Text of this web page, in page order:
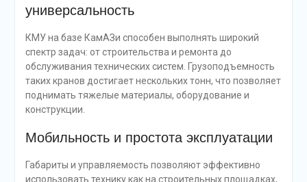
универсальность
КМУ на базе КамАЗи способен выполнять широкий
спектр задач: от строительства и ремонта до
обслуживания технических систем. Грузоподъемность
таких кранов достигает нескольких тонн, что позволяет
поднимать тяжелые материалы, оборудование и
конструкции.
Мобильность и простота эксплуатации
Габариты и управляемость позволяют эффективно
использовать технику как на строительных площадках,